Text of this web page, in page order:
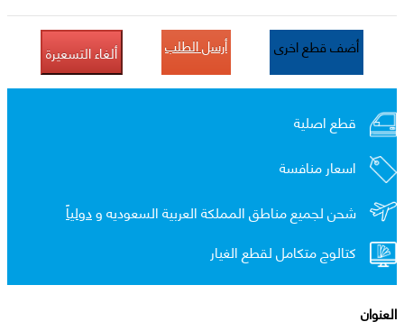
أضف قطع اخرى أرسل الطلب ألغاء التسعيرة
قطع اصلية
اسعار منافسة
شحن لجميع مناطق المملكة العربية السعوديه ودولياً
كتالوج متكامل لقطع الغيار
العنوان